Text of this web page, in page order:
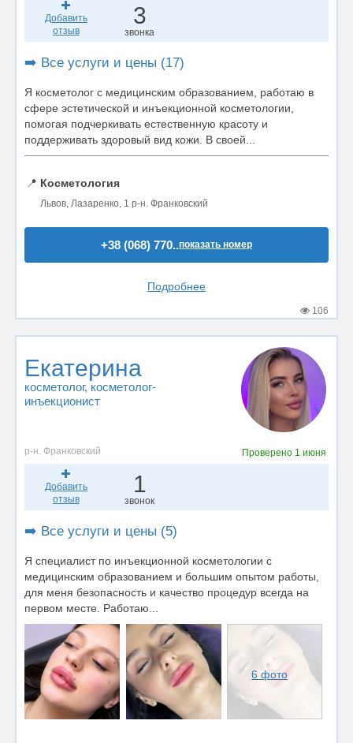
Добавить
отзыв
3
звонка
➡️ Все услуги и цены (17)
Я косметолог с медицинским образованием, работаю в
сфере эстетической и инъекционной косметологии,
помогая подчеркивать естественную красоту и
поддерживать здоровый вид кожи. В своей...
📍 Косметология
Львов, Лазаренко, 1 р-н. Франковский
+38 (068) 770..показать номер
Подробнее
106
Екатерина
косметолог, косметолог-
инъекционист
р-н. Франковский Проверено 1 июня
Добавить
отзыв
1
звонок
➡️ Все услуги и цены (5)
Я специалист по инъекционной косметологии с
медицинским образованием и большим опытом работы,
для меня безопасность и качество процедур всегда на
первом месте. Работаю...
6 фото